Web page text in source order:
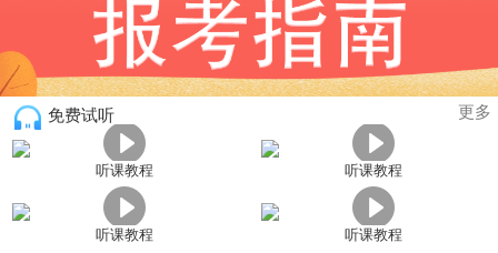
免费试听 更多
听课教程 听课教程
听课教程 听课教程